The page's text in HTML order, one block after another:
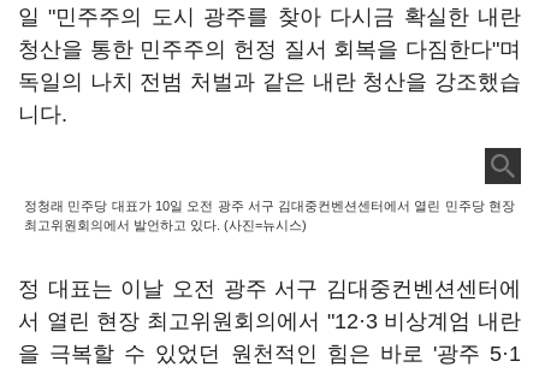
일 "민주주의 도시 광주를 찾아 다시금 확실한 내란
청산을 통한 민주주의 헌정 질서 회복을 다짐한다"며
독일의 나치 전범 처벌과 같은 내란 청산을 강조했습
니다.
정청래 민주당 대표가 10일 오전 광주 서구 김대중컨벤션센터에서 열린 민주당 현장
최고위원회의에서 발언하고 있다. (사진=뉴시스)
정 대표는 이날 오전 광주 서구 김대중컨벤션센터에
서 열린 현장 최고위원회의에서 "12·3 비상계엄 내란
을 극복할 수 있었던 원천적인 힘은 바로 '광주 5·1